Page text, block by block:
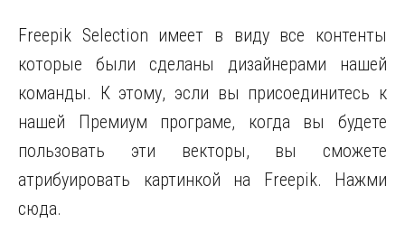
Freepik Selection имеет в виду все контенты
которые были сделаны дизайнерами нашей
команды. К этому, эсли вы присоединитесь к
нашей Премиум програме, когда вы будете
пользовать эти векторы, вы сможете
атрибуировать картинкой на Freepik. Нажми
сюда.